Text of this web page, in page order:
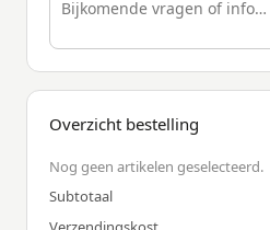
Overzicht bestelling
Nog geen artikelen geselecteerd.
Subtotaal